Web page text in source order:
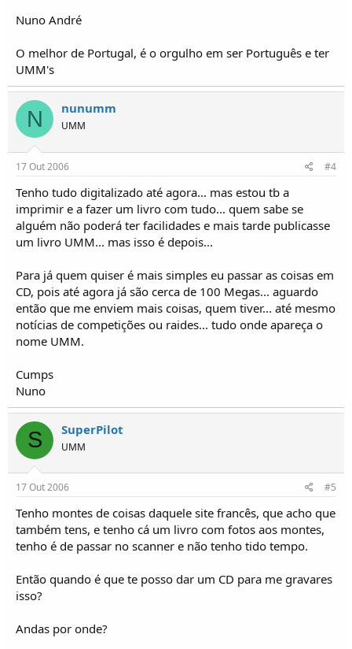
Nuno André
O melhor de Portugal, é o orgulho em ser Português e ter
UMM's
N nunumm
UMM
17 Out 2006 #4
Tenho tudo digitalizado até agora... mas estou tb a
imprimir e a fazer um livro com tudo... quem sabe se
alguém não poderá ter facilidades e mais tarde publicasse
um livro UMM... mas isso é depois...
Para já quem quiser é mais simples eu passar as coisas em
CD, pois até agora já são cerca de 100 Megas... aguardo
então que me enviem mais coisas, quem tiver... até mesmo
notícias de competições ou raides... tudo onde apareça o
nome UMM.
Cumps
Nuno
S SuperPilot
UMM
17 Out 2006 #5
Tenho montes de coisas daquele site francês, que acho que
também tens, e tenho cá um livro com fotos aos montes,
tenho é de passar no scanner e não tenho tido tempo.
Então quando é que te posso dar um CD para me gravares
isso?
Andas por onde?